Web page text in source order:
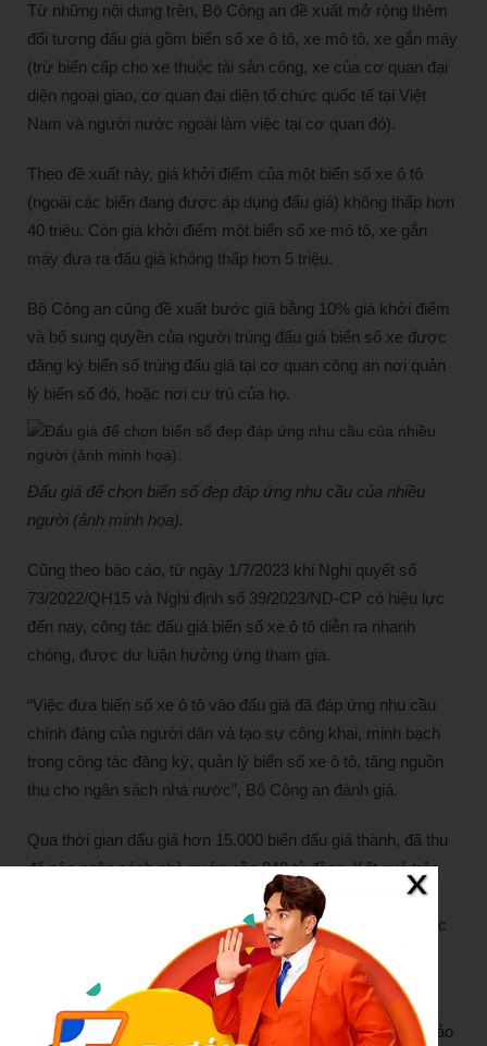
Từ những nội dung trên, Bộ Công an đề xuất mở rộng thêm
đối tượng đấu giá gồm biển số xe ô tô, xe mô tô, xe gắn máy
(trừ biển cấp cho xe thuộc tài sản công, xe của cơ quan đại
diện ngoại giao, cơ quan đại diện tổ chức quốc tế tại Việt
Nam và người nước ngoài làm việc tại cơ quan đó).
Theo đề xuất này, giá khởi điểm của một biển số xe ô tô
(ngoài các biển đang được áp dụng đấu giá) không thấp hơn
40 triệu. Còn giá khởi điểm một biển số xe mô tô, xe gắn
máy đưa ra đấu giá không thấp hơn 5 triệu.
Bộ Công an cũng đề xuất bước giá bằng 10% giá khởi điểm
và bổ sung quyền của người trúng đấu giá biển số xe được
đăng ký biển số trúng đấu giá tại cơ quan công an nơi quản
lý biển số đó, hoặc nơi cư trú của họ.
Đấu giá để chọn biển số đẹp đáp ứng nhu cầu của nhiều
người (ảnh minh họa).
Cũng theo báo cáo, từ ngày 1/7/2023 khi Nghị quyết số
73/2022/QH15 và Nghi định số 39/2023/ND-CP có hiệu lực
đến nay, công tác đấu giá biển số xe ô tô diễn ra nhanh
chóng, được dư luận hưởng ứng tham gia.
“Việc đưa biển số xe ô tô vào đấu giá đã đáp ứng nhu cầu
chính đáng của người dân và tạo sự công khai, minh bạch
trong công tác đăng ký, quản lý biển số xe ô tô, tăng nguồn
thu cho ngân sách nhà nước”, Bộ Công an đánh giá.
Qua thời gian đấu giá hơn 15.000 biển đấu giá thành, đã thu
để nộp ngân sách nhà nước gần 840 tỷ đồng. Kết quả trên
khẳng định nghị quyết thí điểm đấu giá biển số xe ô tô là
đúng đắn, kịp thời, phù hợp xu thế phát triển chung của các
Đây cũng là nền tảng, cơ sở để nghiên cứu, phát triển, tổ
chức đấu giá các loại tài sản trên không gian mạng đảm bảo